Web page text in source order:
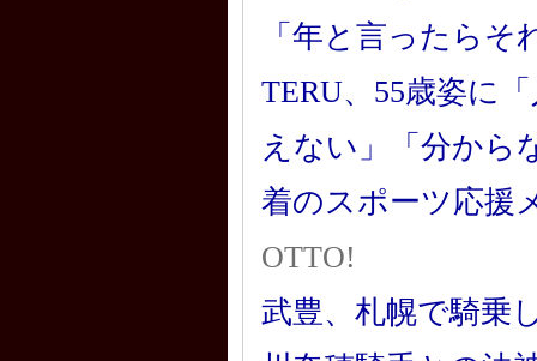
「年と言ったら
TERU、55歳姿に
えない」「分から
着のスポーツ応援
OTTO!
武豊、札幌で騎乗